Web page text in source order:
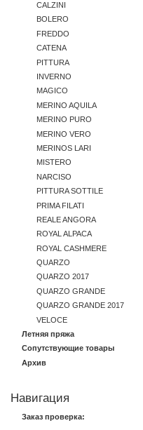
CALZINI
BOLERO
FREDDO
CATENA
PITTURA
INVERNO
MAGICO
MERINO AQUILA
MERINO PURO
MERINO VERO
MERINOS LARI
MISTERO
NARCISO
PITTURA SOTTILE
PRIMA FILATI
REALE ANGORA
ROYAL ALPACA
ROYAL CASHMERE
QUARZO
QUARZO 2017
QUARZO GRANDE
QUARZO GRANDE 2017
VELOCE
Летняя пряжа
Сопутствующие товары
Архив
Навигация
Заказ проверка: